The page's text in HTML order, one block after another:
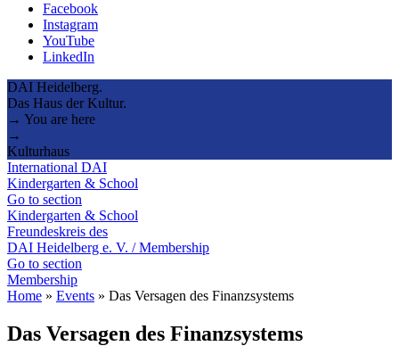
Facebook
Instagram
YouTube
LinkedIn
DAI Heidelberg.
Das Haus der Kultur.
→ You are here
→
Kulturhaus
International DAI
Kindergarten & School
Go to section
Kindergarten & School
Freundeskreis des
DAI Heidelberg e. V. / Membership
Go to section
Membership
Home » Events » Das Versagen des Finanzsystems
Das Versagen des Finanzsystems